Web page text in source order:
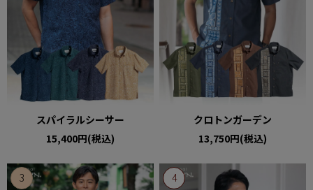
スパイラルシーサー
15,400円(税込)
クロトンガーデン
13,750円(税込)